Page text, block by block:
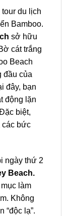
tour du lịch
Bamboo.
sở hữu
cát trắng
Beach
đầu của
đây, bạn
động lặn
biệt,
các bức
ngày thứ 2
Beach.
làm
Không
“độc lạ”.